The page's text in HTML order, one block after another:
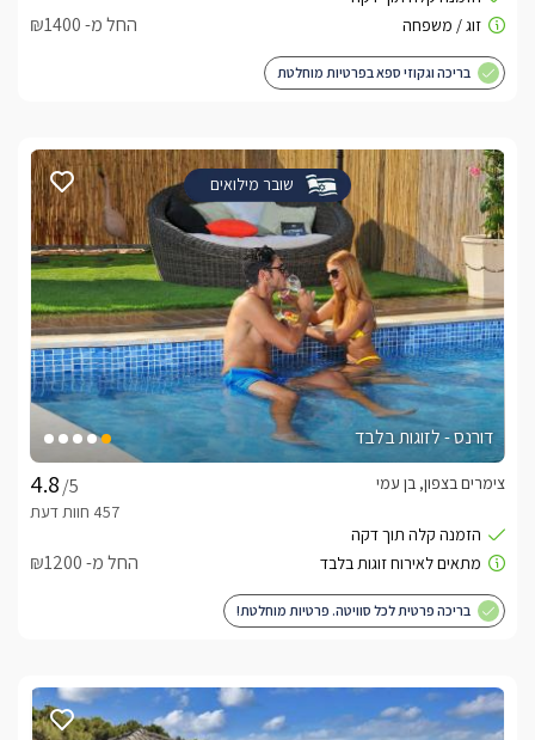
החל מ- ₪1400
בריכה וגקוזי ספא בפרטיות מוחלטת
שובר מילואים
דורנס - לזוגות בלבד
/5
צימרים בצפון, בן עמי
החל מ- ₪1200
בריכה פרטית לכל סוויטה. פרטיות מוחלטת!